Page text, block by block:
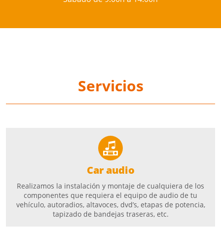
Servicios
Car audio
Realizamos la instalación y montaje de cualquiera de los
componentes que requiera el equipo de audio de tu
vehículo, autoradios, altavoces, dvd’s, etapas de potencia,
tapizado de bandejas traseras, etc.